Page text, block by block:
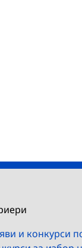
и конкурси